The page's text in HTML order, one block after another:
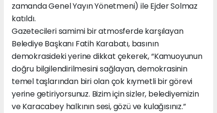
zamanda Genel Yayın Yönetmeni) ile Ejder Solmaz
katıldı.
Gazetecileri samimi bir atmosferde karşılayan
Belediye Başkanı Fatih Karabatı, basının
demokrasideki yerine dikkat çekerek, “Kamuoyunun
doğru bilgilendirilmesini sağlayan, demokrasinin
temel taşlarından biri olan çok kıymetli bir görevi
yerine getiriyorsunuz. Bizim için sizler, belediyemizin
ve Karacabey halkının sesi, gözü ve kulağısınız.”